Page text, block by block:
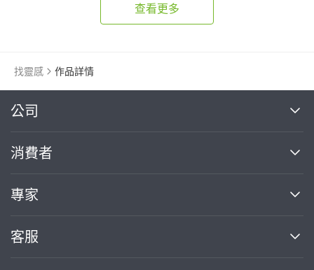
查看更多
找靈感 作品詳情
公司
關於我們
部落格
加入我們
消費者
買服務
熱門服務
專家
案件中心
客服
繼續完成